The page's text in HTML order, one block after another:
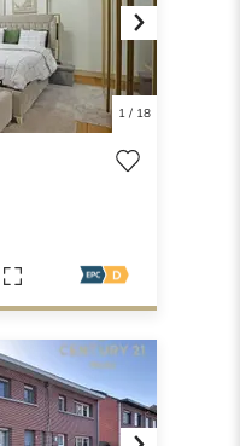
Next
1/ 18